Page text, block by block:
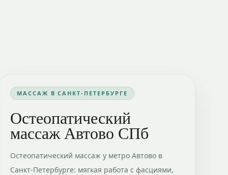
МАССАЖ В САНКТ-ПЕТЕРБУРГЕ
Остеопатический
массаж Автово СПб
Остеопатический массаж у метро Автово в
Санкт-Петербурге: мягкая работа с фасциями,